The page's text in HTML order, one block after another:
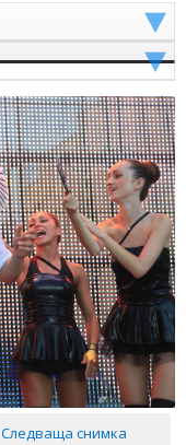
Следваща снимка